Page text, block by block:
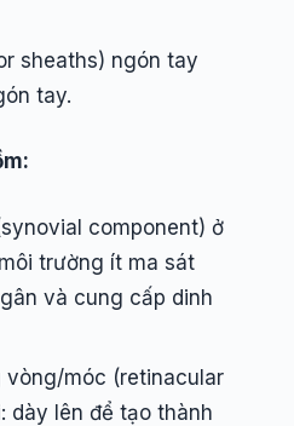
sheaths) ngón tay
tay.
component) ở
trường ít ma sát
và cung cấp dinh
móc (retinacular
dày lên để tạo thành